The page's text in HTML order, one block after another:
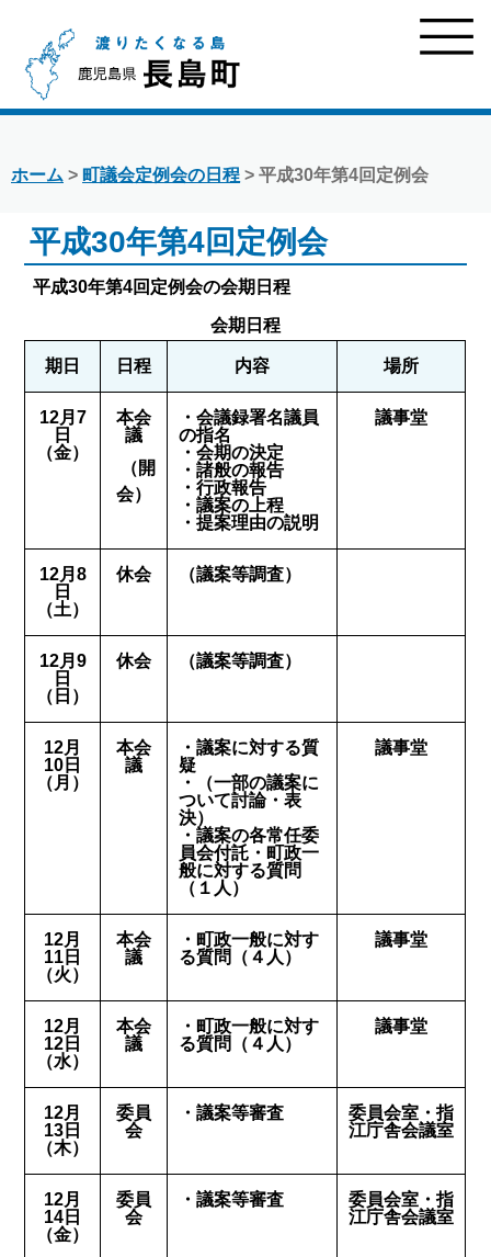
ホーム > 町議会定例会の日程 > 平成30年第4回定例会
平成30年第4回定例会
平成30年第4回定例会の会期日程
会期日程
期日 日程 内容 場所
12月7
日
（金）
本会
議
（開
会）
・会議録署名議員
の指名
・会期の決定
・諸般の報告
・行政報告
・議案の上程
・提案理由の説明
議事堂
12月8
日
（土）
休会 （議案等調査）
12月9
日
（日）
休会 （議案等調査）
12月
10日
（月）
本会
議
・議案に対する質
疑
・（一部の議案に
ついて討論・表
決）
・議案の各常任委
員会付託・町政一
般に対する質問
（１人）
議事堂
12月
11日
（火）
本会
議
・町政一般に対す
る質問（４人）
議事堂
12月
12日
（水）
本会
議
・町政一般に対す
る質問（４人）
議事堂
12月
13日
（木）
委員
会
・議案等審査
委員会室・指
江庁舎会議室
12月
14日
（金）
委員
会
・議案等審査
委員会室・指
江庁舎会議室